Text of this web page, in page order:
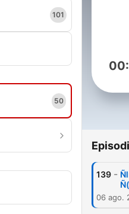
101
50
139 -
06 ago.